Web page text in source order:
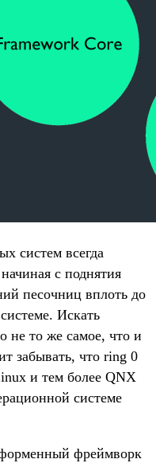
систем всегда
с поднятия
песочниц вплоть до
Искать
не то же самое, что и
забывать, что ring 0
и тем более QNX
системе
фреймворк